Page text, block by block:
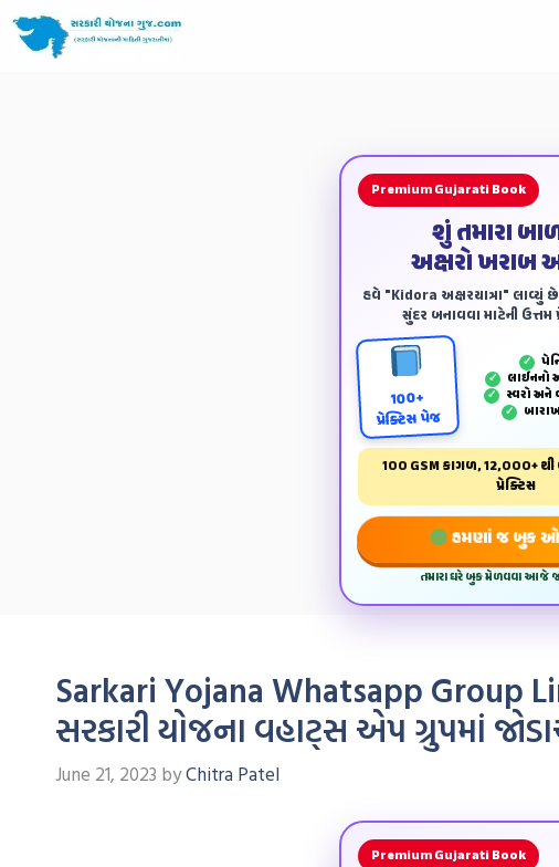
Premium Gujarati Book
શું તમારા
અક્ષરો ખરાબ
હવે "Kidora અક્ષરયાત્રા" લાવ્યું
સુંદર બનાવવા માટેની ઉત્તમ
100+
પ્રેક્ટિસ પેજ
✓
✓ લાઈનનો
✓ સ્વરો અને
✓
100 GSM કાગળ, 12,000+
પ્રેક્ટિસ
હમણાં જ બુક
તમારા ઘરે બુક મેળવવા આજે
Sarkari Yojana Whatsapp Group
સરકારી યોજના વહાટ્સ એપ ગ્રુપમાં
June 21, 2023 byChitra Patel
Premium Gujarati Book